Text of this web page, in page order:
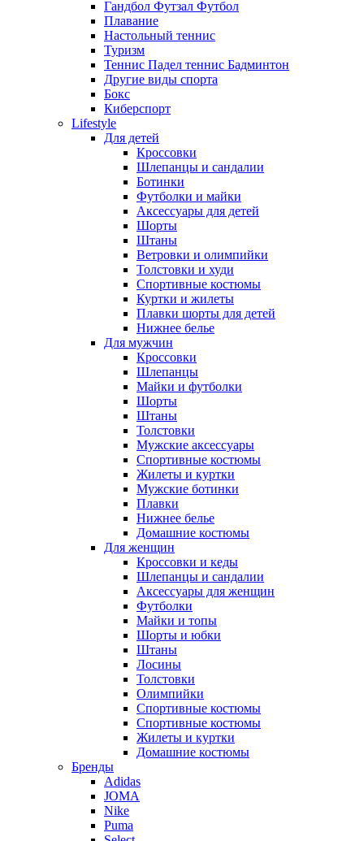
Гандбол Футзал Футбол
Плавание
Настольный теннис
Туризм
Теннис Падел теннис Бадминтон
Другие виды спорта
Бокс
Киберспорт
Lifestyle
Для детей
Кроссовки
Шлепанцы и сандалии
Ботинки
Футболки и майки
Аксессуары для детей
Шорты
Штаны
Ветровки и олимпийки
Толстовки и худи
Спортивные костюмы
Куртки и жилеты
Плавки шорты для детей
Нижнее белье
Для мужчин
Кроссовки
Шлепанцы
Майки и футболки
Шорты
Штаны
Толстовки
Мужские аксессуары
Спортивные костюмы
Жилеты и куртки
Мужские ботинки
Плавки
Нижнее белье
Домашние костюмы
Для женщин
Кроссовки и кеды
Шлепанцы и сандалии
Аксессуары для женщин
Футболки
Майки и топы
Шорты и юбки
Штаны
Лосины
Толстовки
Олимпийки
Спортивные костюмы
Спортивные костюмы
Жилеты и куртки
Домашние костюмы
Бренды
Adidas
JOMA
Nike
Puma